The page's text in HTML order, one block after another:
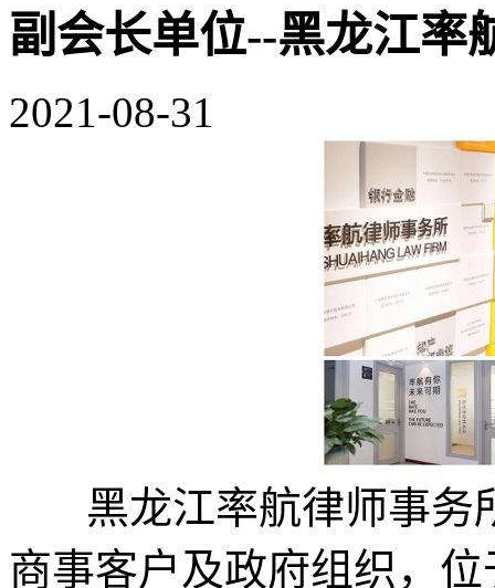
副会长单位--黑龙江率
2021-08-31
黑龙江率航律师事务
商事客户及政府组织，